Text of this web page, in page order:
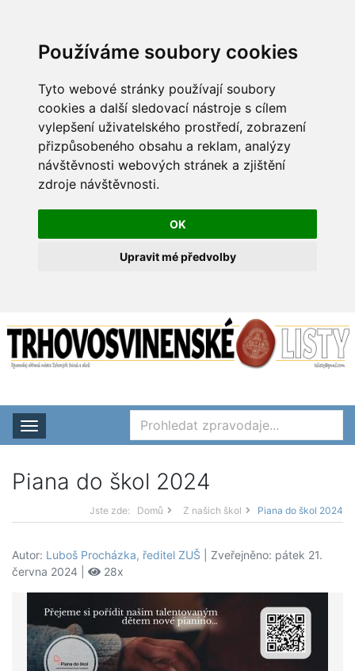
Používáme soubory cookies
Tyto webové stránky používají soubory
cookies a další sledovací nástroje s cílem
vylepšení uživatelského prostředí, zobrazení
přizpůsobeného obsahu a reklam, analýzy
návštěvnosti webových stránek a zjištění
zdroje návštěvnosti.
OK
Upravit mé předvolby
Rozbalit nabídku
Piana do škol 2024
Jste zde: Domů Z našich škol Piana do škol 2024
Autor: Luboš Procházka, ředitel ZUŠ | Zveřejněno: pátek 21.
června 2024 |
28x